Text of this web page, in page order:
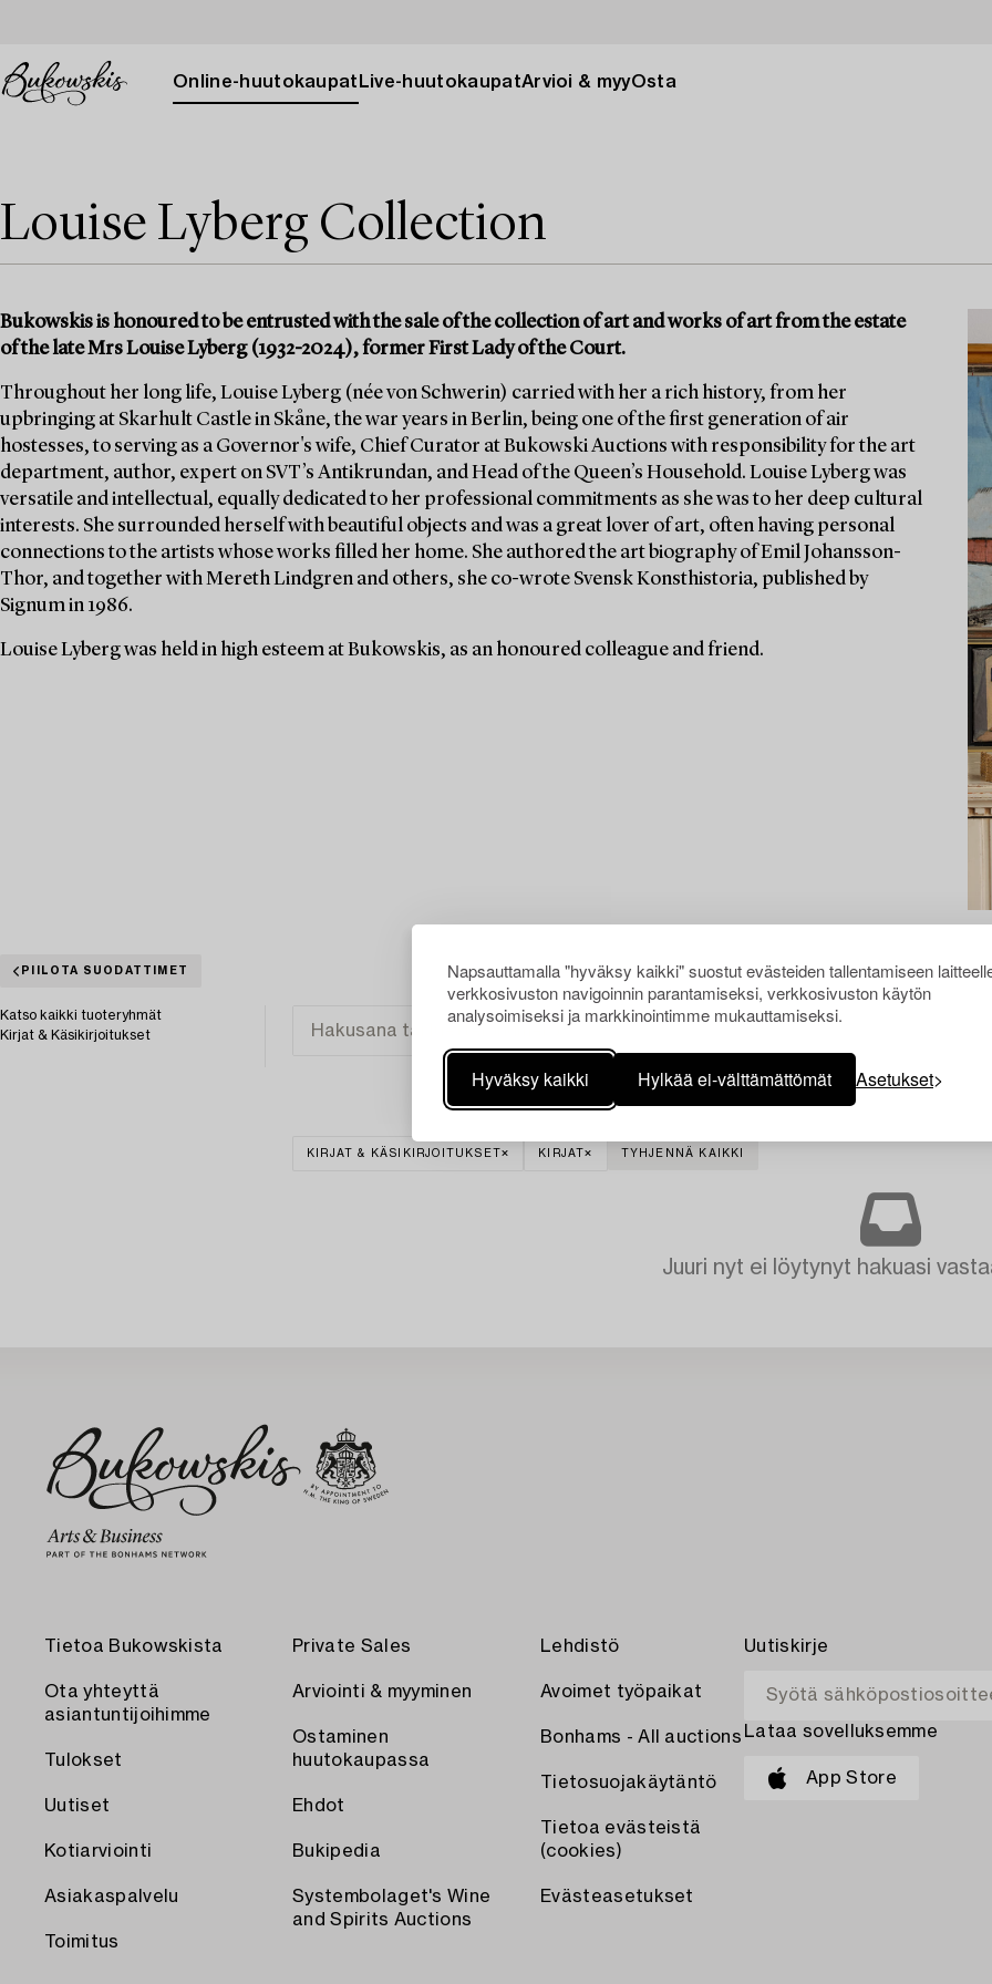
Napsauttamalla "hyväksy kaikki" suostut evästeiden tallentamiseen
verkkosivuston navigoinnin parantamiseksi, verkkosivuston käytön
analysoimiseksi ja markkinointimme mukauttamiseksi.
Hyväksy kaikki Hylkää ei-välttämättömät Asetukset
Online-huutokaupat Live-huutokaupatArvioi & myyOsta
Louise Lyberg Collection
Bukowskis is honoured to be entrusted with the sale of the collection of art and works of art from the estate
of the late Mrs Louise Lyberg (1932-2024), former First Lady of the Court.
Throughout her long life, Louise Lyberg (née von Schwerin) carried with her a rich history, from her
upbringing at Skarhult Castle in Skåne, the war years in Berlin, being one of the first generation of air
hostesses, to serving as a Governor's wife, Chief Curator at Bukowski Auctions with responsibility for the art
department, author, expert on SVT’s Antikrundan, and Head of the Queen’s Household. Louise Lyberg was
versatile and intellectual, equally dedicated to her professional commitments as she was to her deep cultural
interests. She surrounded herself with beautiful objects and was a great lover of art, often having personal
connections to the artists whose works filled her home. She authored the art biography of Emil Johansson-
Thor, and together with Mereth Lindgren and others, she co-wrote Svensk Konsthistoria, published by
Signum in 1986.
Louise Lyberg was held in high esteem at Bukowskis, as an honoured colleague and friend.
PIILOTA SUODATTIMET
Katso kaikki tuoteryhmät
Kirjat & Käsikirjoitukset
KIRJAT & KÄSIKIRJOITUKSET KIRJAT TYHJENNÄ KAIKKI
Juuri nyt ei löytynyt hakuasi
Tietoa Bukowskista
Ota yhteyttä
asiantuntijoihimme
Tulokset
Uutiset
Kotiarviointi
Asiakaspalvelu
Toimitus
Private Sales
Arviointi & myyminen
Ostaminen
huutokaupassa
Ehdot
Bukipedia
Systembolaget's Wine
and Spirits Auctions
Lehdistö
Avoimet työpaikat
Bonhams - All auctions
Tietosuojakäytäntö
Tietoa evästeistä
(cookies)
Evästeasetukset
Uutiskirje
Lataa sovelluksemme
App Store